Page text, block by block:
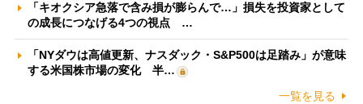
「キオクシア急落で含み損が膨らんで…」損失を投資家として
の成長につなげる4つの視点 …
「NYダウは高値更新、ナスダック・S&P500は足踏み」が意味
する米国株市場の変化 半…
一覧を見る